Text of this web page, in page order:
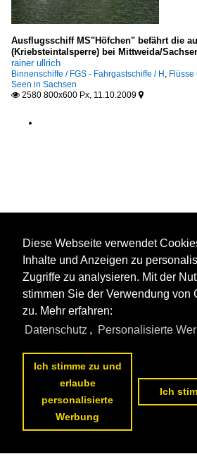
Ausflugsschiff MS"Höfchen" befährt die
(Kriebsteintalsperre) bei Mittweida/
rainer ullrich
Binnenschiffe / FGS - Fahrgastschiffe / H ,
Seen in Sachsen
 2580 800x600 Px, 11.10.2009 
Diese Webseite verwendet
Inhalte und Anzeigen zu
Zugriffe zu analysieren. Mit der
stimmen Sie der Verwendung von
zu. Mehr erfahren:
Datenschutz , Personalisierte
Ich stimme zu und
erlaube
personalisierte
Werbung
Ich